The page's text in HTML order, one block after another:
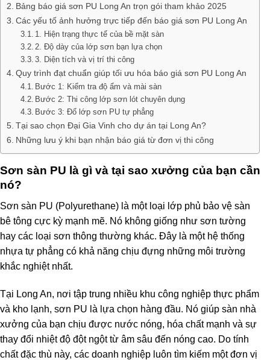
Bảng báo giá sơn PU Long An trọn gói tham khảo 2025
Các yếu tố ảnh hưởng trực tiếp đến báo giá sơn PU Long An
1. Hiện trạng thực tế của bề mặt sàn
2. Độ dày của lớp sơn bạn lựa chọn
3. Diện tích và vị trí thi công
Quy trình đạt chuẩn giúp tối ưu hóa báo giá sơn PU Long An
Bước 1: Kiểm tra độ ẩm và mài sàn
Bước 2: Thi công lớp sơn lót chuyên dụng
Bước 3: Đổ lớp sơn PU tự phẳng
Tại sao chọn Đại Gia Vinh cho dự án tại Long An?
Những lưu ý khi bạn nhận báo giá từ đơn vị thi công
Sơn sàn PU là gì và tại sao xưởng của bạn cần
nó?
Sơn sàn PU (Polyurethane) là một loại lớp phủ bảo vệ sàn
bê tông cực kỳ mạnh mẽ. Nó không giống như sơn tường
hay các loại sơn thông thường khác. Đây là một hệ thống
nhựa tự phẳng có khả năng chịu đựng những môi trường
khắc nghiệt nhất.
Tại Long An, nơi tập trung nhiều khu công nghiệp thực phẩm
và kho lạnh, sơn PU là lựa chọn hàng đầu. Nó giúp sàn nhà
xưởng của bạn chịu được nước nóng, hóa chất mạnh và sự
thay đổi nhiệt độ đột ngột từ âm sâu đến nóng cao. Do tính
chất đặc thù này, các doanh nghiệp luôn tìm kiếm một đơn vị